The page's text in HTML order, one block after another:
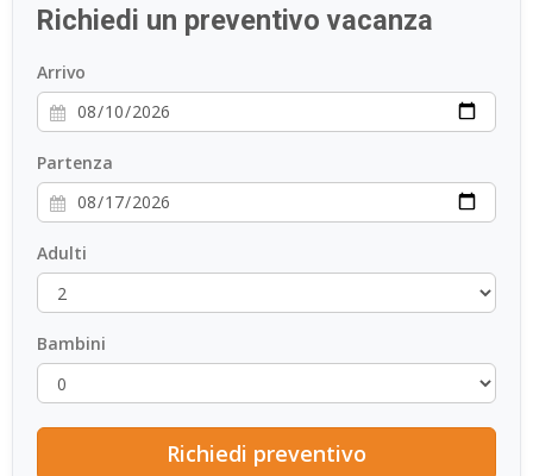
ESP
Richiedi un preventivo vacanza
Arrivo
Partenza
Adulti
Bambini